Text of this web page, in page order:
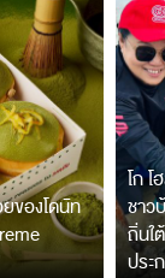
ของโดนัท
โก
ชาว
ถิ่นใ
ประ